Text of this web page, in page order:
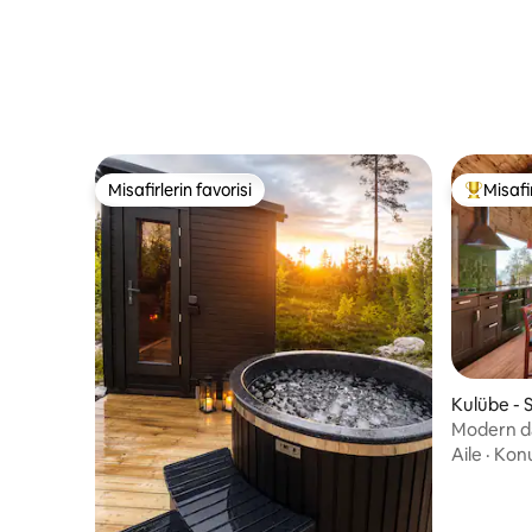
Misafirlerin favorisi
Misafirlerin favorisi
Kulübe -
Modern
Aile ·